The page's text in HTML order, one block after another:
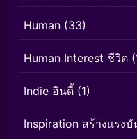
Human (33)
Human Interest ชีวิต
Indie อินดี้ (1)
Inspiration สร้างแรงบั